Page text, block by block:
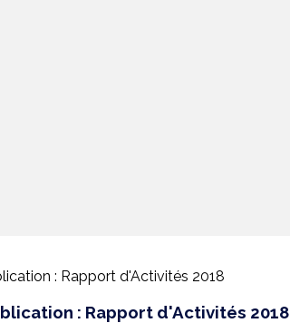
: Rapport d'Activités 2018